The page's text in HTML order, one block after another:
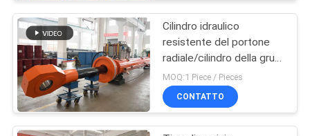
MAPPA
DEL
SITO
POLITICA
idraulici
27
Cilindro idraulico
resistente del portone
radiale/cilindro della gru
per industria petrolifera
MOQ:1 Piece / Pieces
CONTATTO